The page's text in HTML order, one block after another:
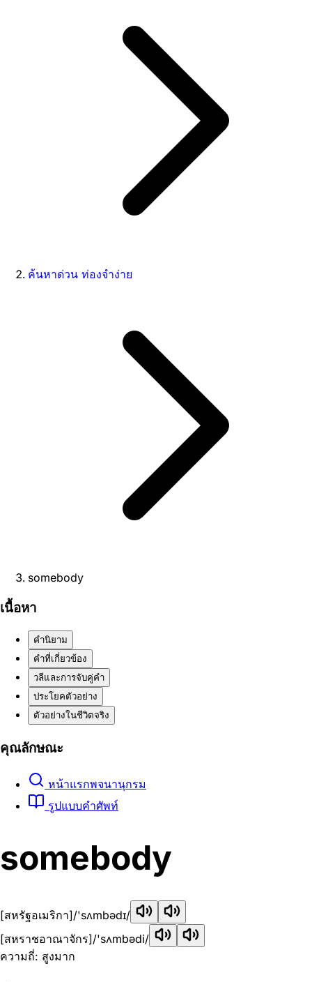
ค้นหาด่วน ท่องจำง่าย
somebody
เนื้อหา
คำนิยาม
คำที่เกี่ยวข้อง
วลีและการจับคู่คำ
ประโยคตัวอย่าง
ตัวอย่างในชีวิตจริง
คุณลักษณะ
หน้าแรกพจนานุกรม
รูปแบบคำศัพท์
somebody
[สหรัฐอเมริกา]/'sʌmbədɪ/
[สหราชอาณาจักร]/'sʌmbədi/
ความถี่: สูงมาก